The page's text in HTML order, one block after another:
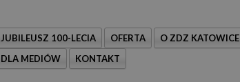
JUBILEUSZ 100-LECIA OFERTA O ZDZ KATOWICE
DLA MEDIÓW
KONTAKT